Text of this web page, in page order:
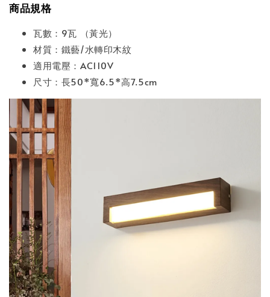
商品規格
瓦數：9瓦 （黃光）
材質：鐵藝/水轉印木紋
適用電壓：AC110V
尺寸：長50*寬6.5*高7.5cm